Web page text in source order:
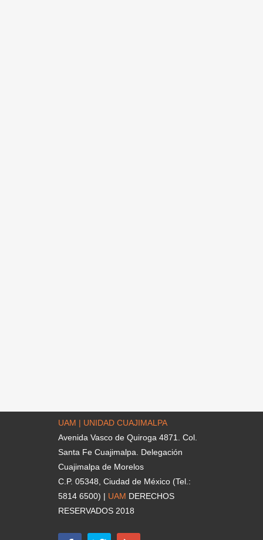
UAM | UNIDAD CUAJIMALPA
Avenida Vasco de Quiroga 4871. Col.
Santa Fe Cuajimalpa. Delegación
Cuajimalpa de Morelos
C.P. 05348, Ciudad de México (Tel.:
5814 6500) | UAM DERECHOS
RESERVADOS 2018